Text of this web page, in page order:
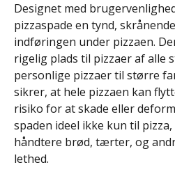
Designet med
pizzaspade en tynd,
indføringen under pizzaen.
rigelig plads til pizzaer af alle
personlige pizzaer til større
sikrer, at hele pizzaen kan
risiko for at skade eller
spaden ideel ikke kun til
håndtere brød, tærter, og
lethed.